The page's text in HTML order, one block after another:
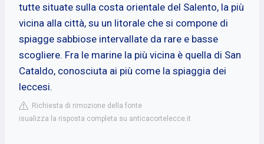
tutte situate sulla costa orientale del Salento, la più
vicina alla città, su un litorale che si compone di
spiagge sabbiose intervallate da rare e basse
scogliere. Fra le marine la più vicina è quella di San
Cataldo, conosciuta ai più come la spiaggia dei
leccesi.
Richiesta di rimozione della fonte
isualizza la risposta completa su anticacortelecce.it